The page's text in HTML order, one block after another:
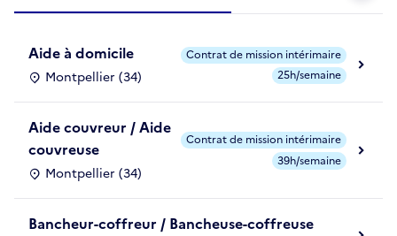
Aide à domicile
Montpellier (34)
Contrat de mission intérimaire
25h/semaine
Aide couvreur / Aide
couvreuse
Montpellier (34)
Contrat de mission intérimaire
39h/semaine
Bancheur-coffreur / Bancheuse-coffreuse